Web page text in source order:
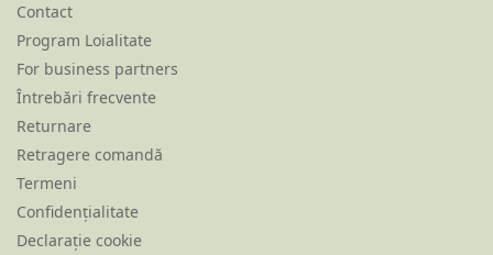
Contact
Program Loialitate
For business partners
Întrebări frecvente
Returnare
Retragere comandă
Termeni
Confidențialitate
Declarație cookie